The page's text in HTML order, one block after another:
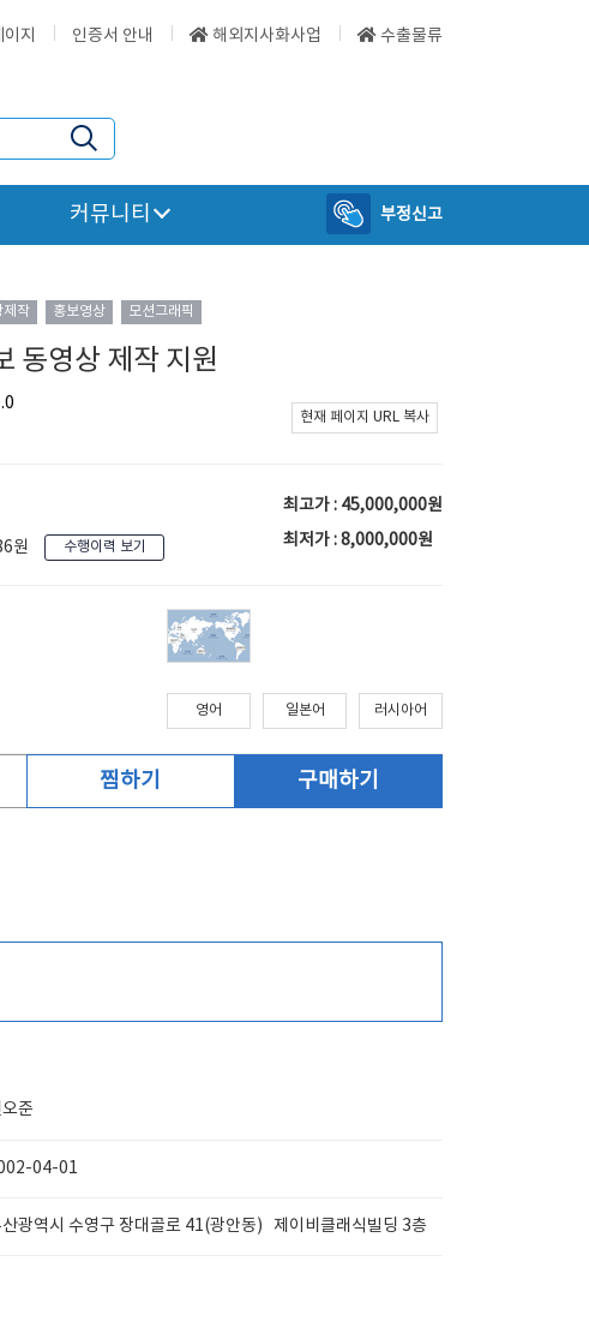
지 인증서 안내 해외지사화사업 수출물류
커뮤니티 부정신고
제작 홍보영상 모션그래픽
동영상 제작 지원
현재 페이지 URL 복사
원 수행이력 보기
최고가 : 45,000,000원
최저가 : 8,000,000원
영어 일본어 러시아어
찜하기 구매하기
준
04-01
광역시 수영구 장대골로 41(광안동) 제이비클래식빌딩 3층